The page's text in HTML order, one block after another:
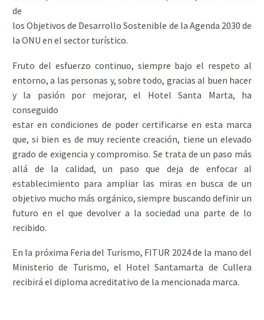
de
los Objetivos de Desarrollo Sostenible de la Agenda 2030 de
la ONU en el sector turístico.
Fruto del esfuerzo continuo, siempre bajo el respeto al
entorno, a las personas y, sobre todo, gracias al buen hacer
y la pasión por mejorar, el Hotel Santa Marta, ha
conseguido
estar en condiciones de poder certificarse en esta marca
que, si bien es de muy reciente creación, tiene un elevado
grado de exigencia y compromiso. Se trata de un paso más
allá de la calidad, un paso que deja de enfocar al
establecimiento para ampliar las miras en busca de un
objetivo mucho más orgánico, siempre buscando definir un
futuro en el que devolver a la sociedad una parte de lo
recibido.
En la próxima Feria del Turismo, FITUR 2024 de la mano del
Ministerio de Turismo, el Hotel Santamarta de Cullera
recibirá el diploma acreditativo de la mencionada marca.